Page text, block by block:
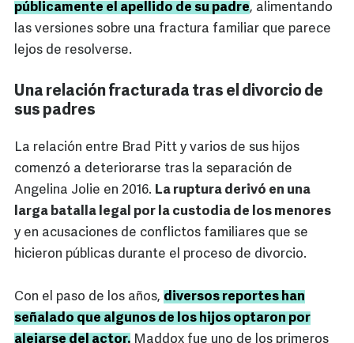
públicamente el apellido de su padre, alimentando
las versiones sobre una fractura familiar que parece
lejos de resolverse.
Una relación fracturada tras el divorcio de
sus padres
La relación entre Brad Pitt y varios de sus hijos
comenzó a deteriorarse tras la separación de
Angelina Jolie en 2016. La ruptura derivó en una
larga batalla legal por la custodia de los menores
y en acusaciones de conflictos familiares que se
hicieron públicas durante el proceso de divorcio.
Con el paso de los años, diversos reportes han
señalado que algunos de los hijos optaron por
alejarse del actor. Maddox fue uno de los primeros